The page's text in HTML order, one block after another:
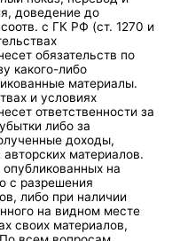
доведение до
с ГК РФ (ст. 1270 и
обязательств по
какого-либо
материалы.
и условиях
ответственности за
либо за
доходы,
материалов.
на
с разрешения
либо при наличии
на видном месте
своих материалов,